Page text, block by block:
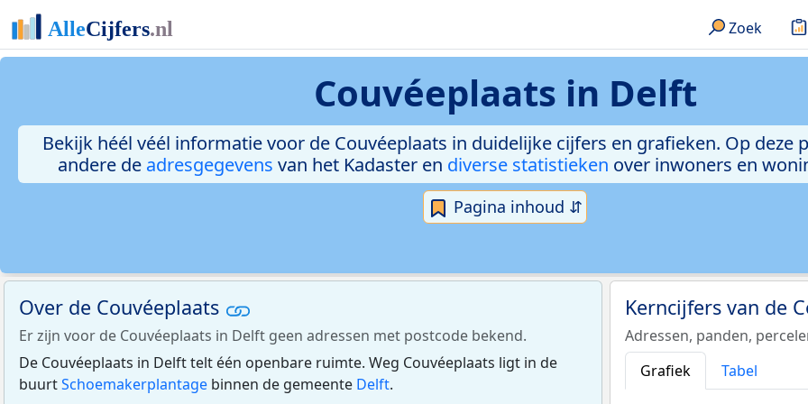
Zoek
Couvéeplaats in Delft
Bekijk héél véél informatie voor de Couvéeplaats in duidelijke cijfers en grafieken. Op deze
andere de adresgegevens van het Kadaster en diverse statistieken over inwoners en
Pagina inhoud ⇵
Over de Couvéeplaats
Er zijn voor de Couvéeplaats in Delft geen adressen met postcode bekend.
De Couvéeplaats in Delft telt één openbare ruimte. Weg Couvéeplaats ligt in de
buurtSchoemakerplantage binnen de gemeente Delft.
Kerncijfers van de
Adressen, panden,
Grafiek
Tabel